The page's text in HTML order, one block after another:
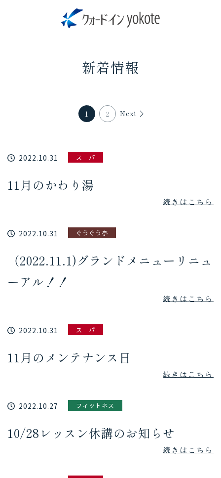
新着情報
1 2 Next
2022.10.31 ス パ
11月のかわり湯
続きはこちら
2022.10.31 ぐうぐう亭
（2022.11.1)グランドメニューリニュ
ーアル！！
続きはこちら
2022.10.31 ス パ
11月のメンテナンス日
続きはこちら
2022.10.27 フィットネス
10/28レッスン休講のお知らせ
続きはこちら